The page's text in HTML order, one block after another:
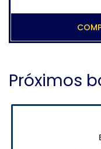
Próximos